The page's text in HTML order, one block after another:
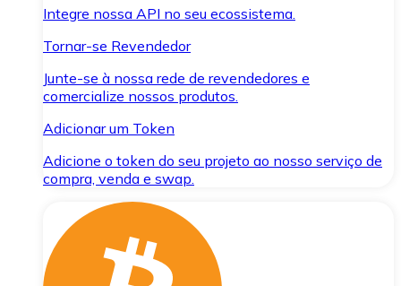
Integre nossa API no seu ecossistema.
Tornar-se Revendedor
Junte-se à nossa rede de revendedores e
comercialize nossos produtos.
Adicionar um Token
Adicione o token do seu projeto ao nosso serviço de
compra, venda e swap.